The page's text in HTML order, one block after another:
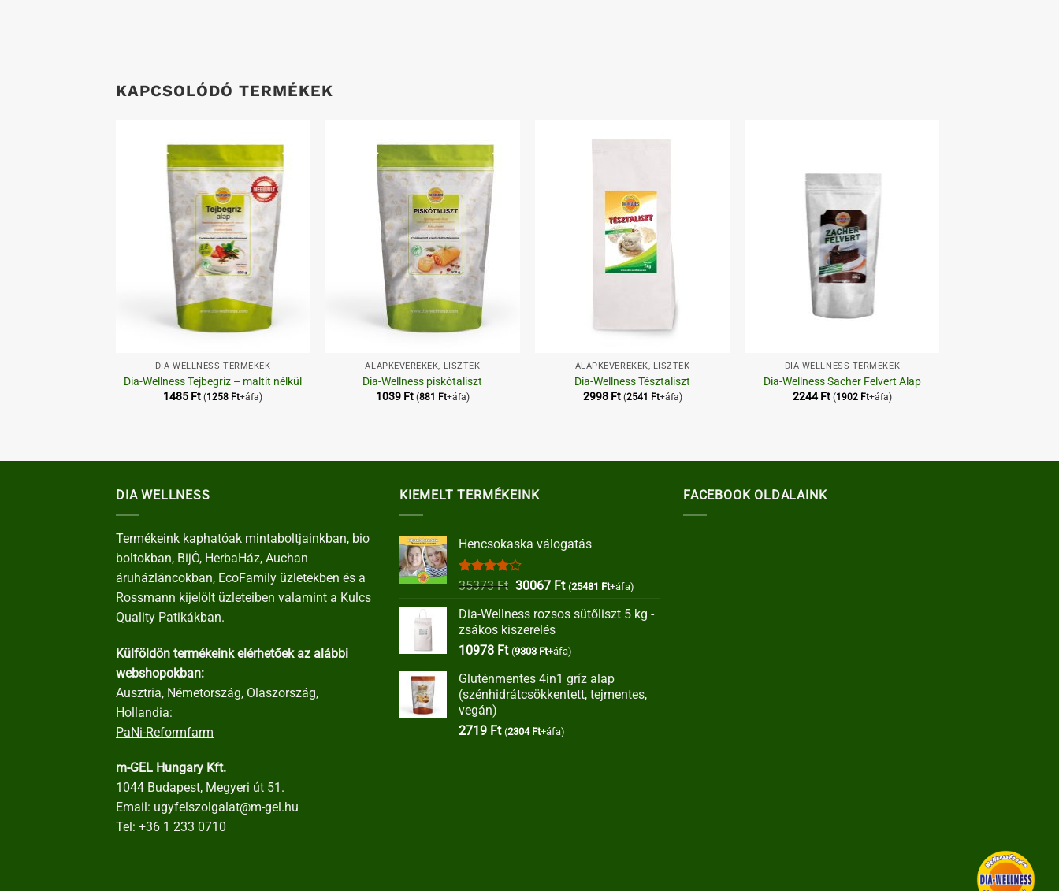
KAPCSOLÓDÓ TERMÉKEK
Kedvenceimhez
DIA-WELLNESS TERMÉKEK
Dia-Wellness Tejbegríz – maltit nélkül
1485 Ft (1258 Ft+áfa)
Kedvenceimhez
ALAPKEVERÉKEK, LISZTEK
Dia-Wellness piskótaliszt
1039 Ft (881 Ft+áfa)
ALAPKEVERÉKEK, LISZTEK
Dia-Wellness Tésztaliszt
2998 Ft (2541 Ft+áfa)
DIA-WELLNESS TERMÉKEK
Dia-Wellness Sacher Felvert Alap
2244Ft (1902 Ft+áfa)
DIA WELLNESS
Termékeink kaphatóak mintaboltjainkban, bio
boltokban, BijÓ, HerbaHáz, Auchan
áruházláncokban, EcoFamily üzletekben és a
Rossmann kijelölt üzleteiben valamint a Kulcs
Quality Patikákban.
Külföldön termékeink elérhetőek az alábbi
webshopokban:
Ausztria, Németország, Olaszország,
Hollandia:
PaNi-Reformfarm
m-GEL Hungary Kft.
1044 Budapest, Megyeri út 51.
Email: ugyfelszolgalat@m-gel.hu
Tel: +36 1 233 0710
KIEMELT TERMÉKEINK
Hencsokaska válogatás
Értékelés:
35373Ft Original
was:
35373 Ft.
30067 FtCurrent
is:
(25481 Ft+áfa)
Dia-Wellness rozsos sütőliszt 5 kg -
zsákos kiszerelés
10978 Ft (9303 Ft+áfa)
Gluténmentes 4in1 gríz alap
(szénhidrátcsökkentett, tejmentes,
vegán)
2719 Ft (2304 Ft+áfa)
FACEBOOK OLDALAINK